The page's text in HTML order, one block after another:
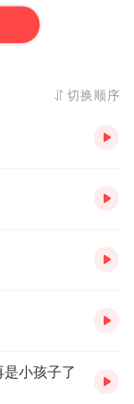
让你邀游在愉快的气
最最最重要的! 比心!
切换顺序
小孩子了